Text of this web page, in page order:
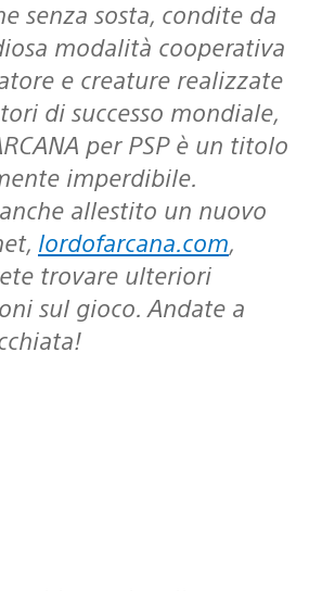
senza sosta, condite da
modalità cooperativa
e creature realizzate
di successo mondiale,
per PSP è un titolo
imperdibile.
allestito un nuovo
lordofarcana.com,
trovare ulteriori
sul gioco. Andate a